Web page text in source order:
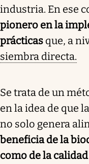
industria. En ese
pionero en la
prácticas que, a
siembra directa.
Se trata de un
en la idea de que
no solo genera
beneficia de la
como de la